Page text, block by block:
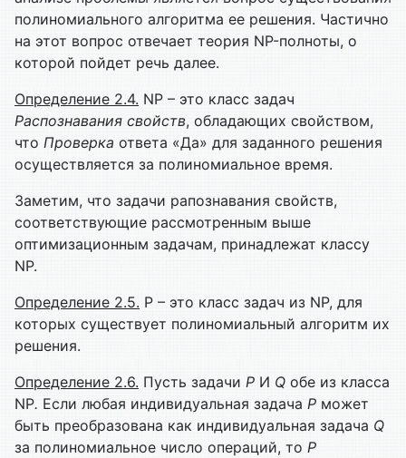
полиномиального алгоритма ее решения. Частично
на этот вопрос отвечает теория NP-полноты, о
которой пойдет речь далее.
Определение 2.4. NP – это класс задач
Распознавания свойств, обладающих свойством,
что Проверка ответа «Да» для заданного решения
осуществляется за полиномиальное время.
Заметим, что задачи рапознавания свойств,
соответствующие рассмотренным выше
оптимизационным задачам, принадлежат классу
NP.
Определение 2.5. P – это класс задач из NP, для
которых существует полиномиальный алгоритм их
решения.
Определение 2.6. Пусть задачи P И Q обе из класса
NP. Если любая индивидуальная задача P может
быть преобразована как индивидуальная задача Q
за полиномиальное число операций, то P